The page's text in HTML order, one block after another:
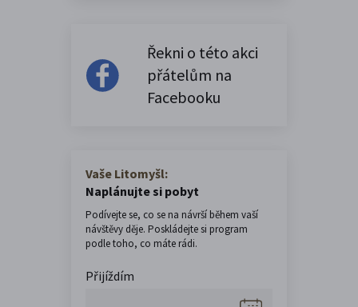
Řekni o této akci
přátelům na
Facebooku
Vaše Litomyšl:
Naplánujte si pobyt
Podívejte se, co se na návrší během vaší
návštěvy děje. Poskládejte si program
podle toho, co máte rádi.
Přijíždím